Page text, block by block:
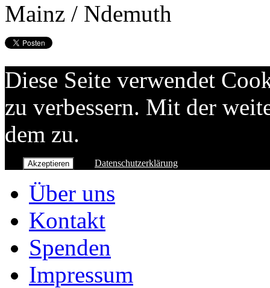
Mainz / Ndemuth
Diese Seite verwendet
zu verbessern. Mit der
dem zu.
Akzeptieren Datenschutzerklärung
Über uns
Kontakt
Spenden
Impressum